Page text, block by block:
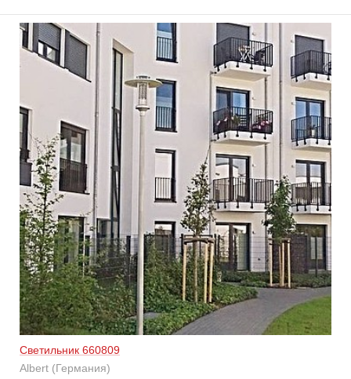
Светильник 660809
Albert (Германия)